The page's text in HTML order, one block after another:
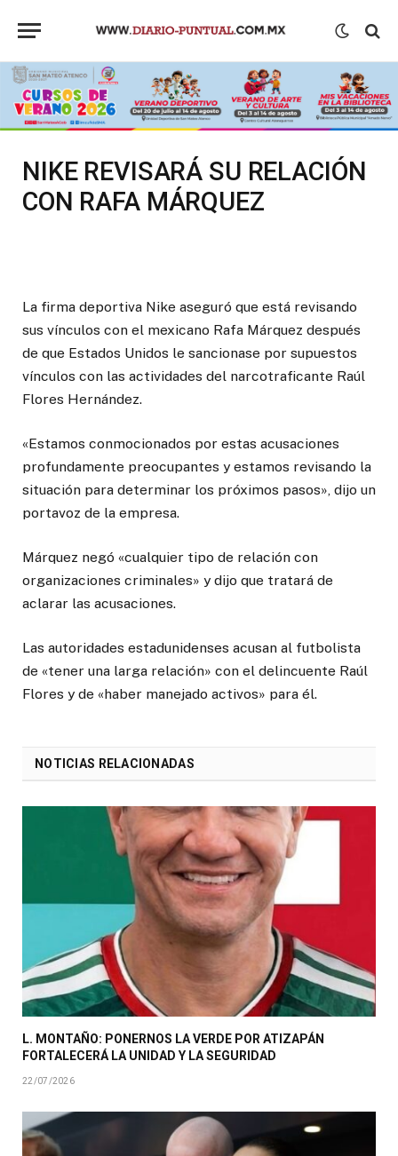
NIKE REVISARÁ SU RELACIÓN
CON RAFA MÁRQUEZ
La firma deportiva Nike aseguró que está revisando
sus vínculos con el mexicano Rafa Márquez después
de que Estados Unidos le sancionase por supuestos
vínculos con las actividades del narcotraficante Raúl
Flores Hernández.
«Estamos conmocionados por estas acusaciones
profundamente preocupantes y estamos revisando la
situación para determinar los próximos pasos», dijo un
portavoz de la empresa.
Márquez negó «cualquier tipo de relación con
organizaciones criminales» y dijo que tratará de
aclarar las acusaciones.
Las autoridades estadunidenses acusan al futbolista
de «tener una larga relación» con el delincuente Raúl
Flores y de «haber manejado activos» para él.
NOTICIAS RELACIONADAS
L. MONTAÑO: PONERNOS LA VERDE POR ATIZAPÁN
FORTALECERÁ LA UNIDAD Y LA SEGURIDAD
22/07/2026